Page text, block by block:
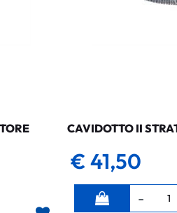
CAVIDOTTO II
€ 41,50
Quantità